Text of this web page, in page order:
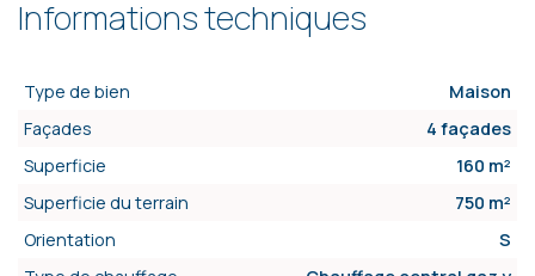
Informations techniques
Type de bien
Maison
Façades
4 façades
Superficie
160 m²
Superficie du terrain
750 m²
Orientation
S